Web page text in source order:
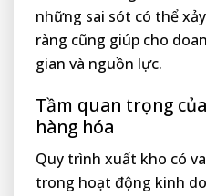
những sai sót có thể
ràng cũng giúp cho
gian và nguồn lực.
Tầm quan trọng
hàng hóa
Quy trình xuất kho có
trong hoạt động kinh